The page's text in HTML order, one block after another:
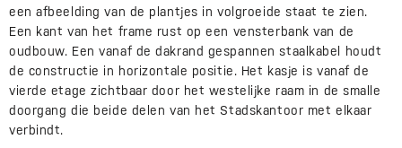
een afbeelding van de plantjes in volgroeide staat te zien.
Een kant van het frame rust op een vensterbank van de
oudbouw. Een vanaf de dakrand gespannen staalkabel houdt
de constructie in horizontale positie. Het kasje is vanaf de
vierde etage zichtbaar door het westelijke raam in de smalle
doorgang die beide delen van het Stadskantoor met elkaar
verbindt.